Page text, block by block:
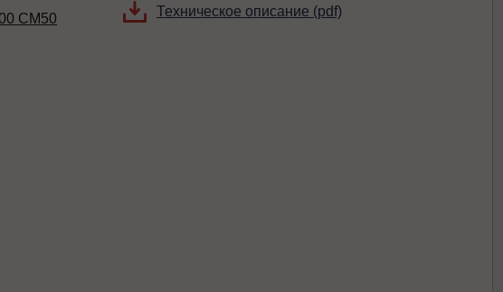
Техническое описание (pdf)